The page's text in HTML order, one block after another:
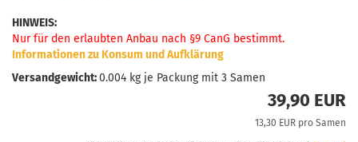
HINWEIS:
Nur für den erlaubten Anbau nach §9 CanG bestimmt.
Informationen zu Konsum und Aufklärung
Versandgewicht:0.004 kg je Packung mit 3 Samen
39,90 EUR
13,30 EUR pro Samen